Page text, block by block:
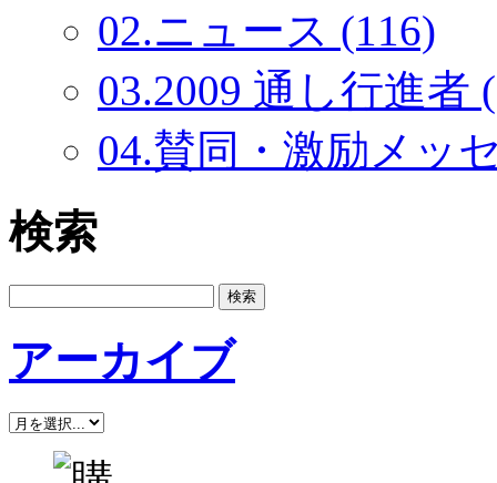
02.ニュース (116)
03.2009 通し行進者
04.賛同・激励メッ
検索
アーカイブ